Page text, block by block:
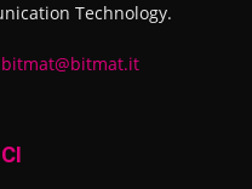
Technology.